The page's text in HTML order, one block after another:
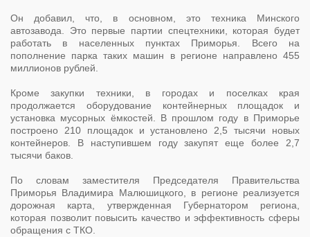
Он добавил, что, в основном, это техника Минского
автозавода. Это первые партии спецтехники, которая будет
работать в населенных пунктах Приморья. Всего на
пополнение парка таких машин в регионе направлено 455
миллионов рублей.
Кроме закупки техники, в городах и поселках края
продолжается оборудование контейнерных площадок и
установка мусорных ёмкостей. В прошлом году в Приморье
построено 210 площадок и установлено 2,5 тысячи новых
контейнеров. В наступившем году закупят еще более 2,7
тысячи баков.
По словам заместителя Председателя Правительства
Приморья Владимира Малюшицкого, в регионе реализуется
дорожная карта, утвержденная Губернатором региона,
которая позволит повысить качество и эффективность сферы
обращения с ТКО.